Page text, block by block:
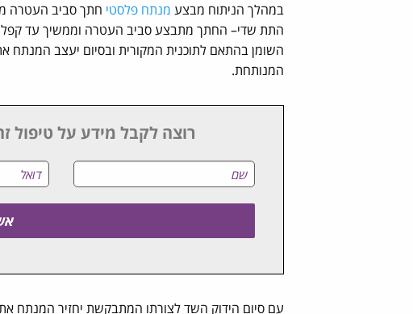
במהלך הניתוח מבצע מנתח פלסטי חתך סביב העטרה
התת שדי– החתך מתבצע סביב העטרה וממשיך עד
השומן בהתאם לתוכנית המקורית ובסיום יעצב
המנותחת.
רוצה לקבל מידע על טיפול
עם סיום הידוק השד לצורתו המתבקשת יחזיר המנתח